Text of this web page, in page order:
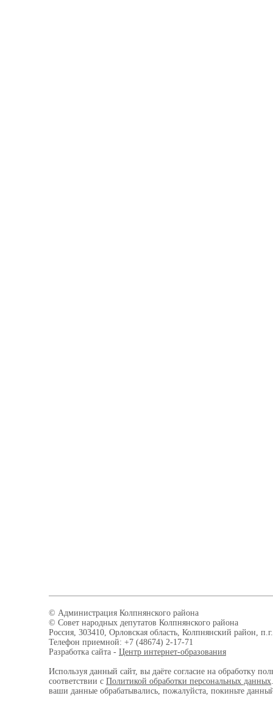
© Администрация Колпнянского района
© Совет народных депутатов Колпнянского района
Россия, 303410, Орловская область, Колпнянский район,
Телефон приемной: +7 (48674) 2-17-71
Разработка сайта - Центр интернет-образования
Используя данный сайт, вы даёте согласие на обработку
соответствии с Политикой обработки персональных данных
ваши данные обрабатывались, пожалуйста, покиньте